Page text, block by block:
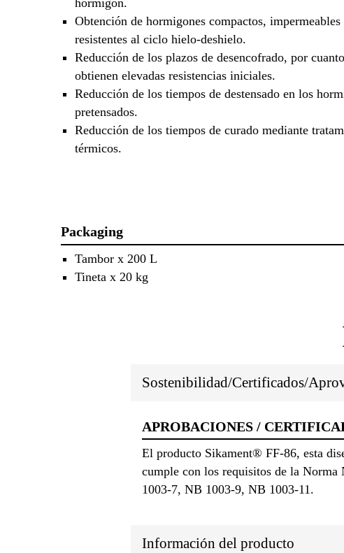
hormigón.
Obtención de hormigones compactos, impermeables
resistentes al ciclo hielo-deshielo.
Reducción de los plazos de desencofrado, por
obtienen elevadas resistencias iniciales.
Reducción de los tiempos de destensado en los
pretensados.
Reducción de los tiempos de curado mediante
térmicos.
Packaging
Tambor x 200 L
Tineta x 20 kg
Sostenibilidad/Certificados/
APROBACIONES /
El producto Sikament® FF-86, esta
cumple con los requisitos de la
1003-7, NB 1003-9, NB 1003-11.
Información del producto